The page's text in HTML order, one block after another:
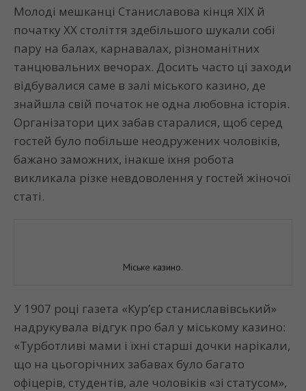
Молоді мешканці Станиславова кінця ХІХ й
початку ХХ століття здебільшого шукали собі
пару на балах, карнавалах, різноманітних
танцювальних вечорах. Досить часто ці заходи
відбувалися саме в залі міського казино, де
знайшла свій початок не одна любовна історія.
Організатори цих забав старалися, щоб серед
гостей було побільше неодружених чоловіків,
бажано заможних, інакше їхня робота
викликала різке невдоволення у гостей жіночої
статі.
Міське казино.
У 1907 році газета «Кур’єр станиславівський»
надрукувала відгук про бал у міському казино:
«Турботливі мами і їхні старші дочки нарікали,
що на цьогорічних забавах було багато
офіцерів, студентів, але чоловіків «зі статусом»,